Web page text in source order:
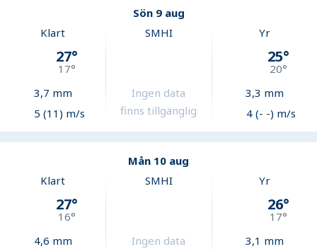
Sön 9 aug
Klart
27°
17°
3,7 mm
5 (11) m/s
SMHI
Ingen data
finns tillgänglig
Yr
25°
20°
3,3 mm
4 (- -) m/s
Mån 10 aug
Klart
27°
16°
4,6 mm
SMHI
Ingen data
Yr
26°
17°
3,1 mm